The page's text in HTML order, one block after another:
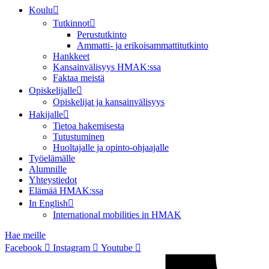
Koulu
Tutkinnot
Perustutkinto
Ammatti- ja erikoisammattitutkinto
Hankkeet
Kansainvälisyys HMAK:ssa
Faktaa meistä
Opiskelijalle
Opiskelijat ja kansainvälisyys
Hakijalle
Tietoa hakemisesta
Tutustuminen
Huoltajalle ja opinto-ohjaajalle
Työelämälle
Alumnille
Yhteystiedot
Elämää HMAK:ssa
In English
International mobilities in HMAK
Hae meille
Facebook
Instagram Youtube